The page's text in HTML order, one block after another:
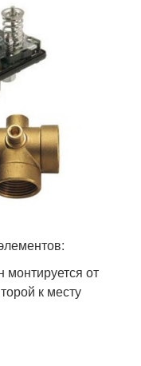
монтируется от
к месту